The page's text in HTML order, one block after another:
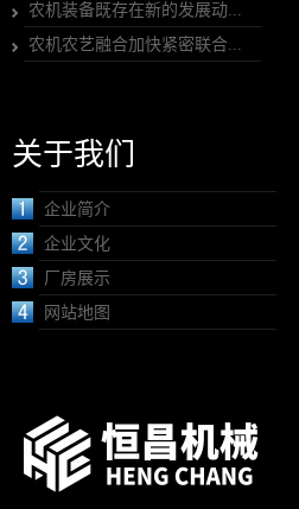
农机装备既存在新的发展动...
农机农艺融合加快紧密联合...
关于我们
企业简介
企业文化
厂房展示
网站地图